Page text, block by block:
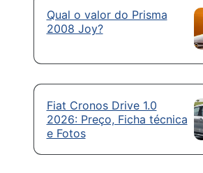
Qual o valor do Prisma
2008 Joy?
Fiat Cronos Drive 1.0
2026: Preço, Ficha técnica
e Fotos